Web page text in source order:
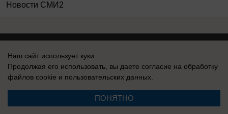
Новости СМИ2
Реклама на сайте
Информация
Наш сайт использует куки.
Продолжая его использовать, вы даете согласие на обработку
файлов cookie и пользовательских данных.
ПОНЯТНО